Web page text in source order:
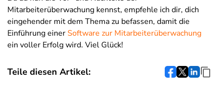
Mitarbeiterüberwachung kennst, empfehle ich dir, dich
eingehender mit dem Thema zu befassen, damit die
Einführung einer Software zur Mitarbeiterüberwachung
ein voller Erfolg wird. Viel Glück!
Teile diesen Artikel: